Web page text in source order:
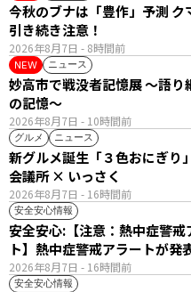
2026年8月7日 - 8時間前
今秋のブナは「豊作」予測 クマ出没に
引き続き注意！
NEW ニュース
2026年8月7日 - 10時間前
妙高市で戦没者記憶展 ～語り
の記憶～
グルメ ニュース
2026年8月7日 - 16時間前
新グルメ誕生「３色おにぎり
会議所 × いっさく
安全安心情報
2026年8月7日 - 16時間前
安全安心:【注意：熱中症警戒
ト】熱中症警戒アラートが発
います。
安全安心情報